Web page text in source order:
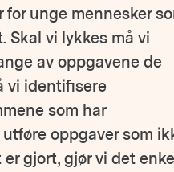
unge mennesker
Skal vi lykkes må vi
av oppgavene de
vi identifisere
som har
oppgaver som
gjort, gjør vi det